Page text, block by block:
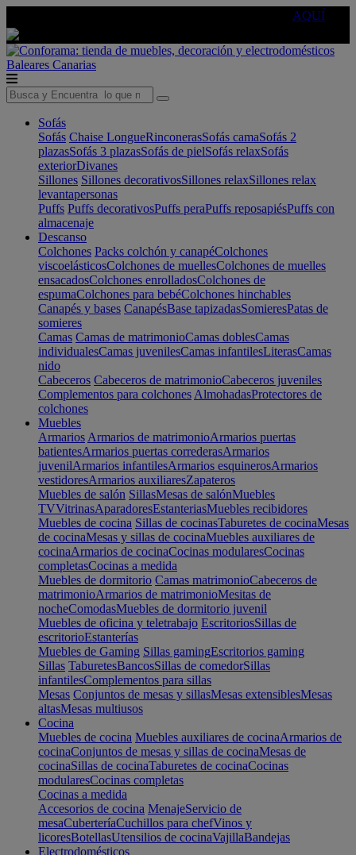
AQUÍ
Baleares Canarias
Sofás
Sofás Chaise LongueRinconerasSofás camaSofás 2
plazasSofás 3 plazasSofás de pielSofás relaxSofás
exteriorDivanes
Sillones Sillones decorativosSillones relaxSillones relax
levantapersonas
Puffs Puffs decorativosPuffs peraPuffs reposapiésPuffs con
almacenaje
Descanso
Colchones Packs colchón y canapéColchones
viscoelásticosColchones de muellesColchones de muelles
ensacadosColchones enrolladosColchones de
espumaColchones para bebéColchones hinchables
Canapés y bases CanapésBase tapizadasSomieresPatas de
somieres
Camas Camas de matrimonioCamas doblesCamas
individualesCamas juvenilesCamas infantilesLiterasCamas
nido
Cabeceros Cabeceros de matrimonioCabeceros juveniles
Complementos para colchones AlmohadasProtectores de
colchones
Muebles
Armarios Armarios de matrimonioArmarios puertas
batientesArmarios puertas correderasArmarios
juvenilArmarios infantilesArmarios esquinerosArmarios
vestidoresArmarios auxiliaresZapateros
Muebles de salón SillasMesas de salónMuebles
TVVitrinasAparadoresEstanteriasMuebles recibidores
Muebles de cocina Sillas de cocinasTaburetes de cocinaMesas
de cocinaMesas y sillas de cocinaMuebles auxiliares de
cocinaArmarios de cocinaCocinas modularesCocinas
completasCocinas a medida
Muebles de dormitorio Camas matrimonioCabeceros de
matrimonioArmarios de matrimonioMesitas de
nocheComodasMuebles de dormitorio juvenil
Muebles de oficina y teletrabajo EscritoriosSillas de
escritorioEstanterías
Muebles de Gaming Sillas gamingEscritorios gaming
Sillas TaburetesBancosSillas de comedorSillas
infantilesComplementos para sillas
Mesas Conjuntos de mesas y sillasMesas extensiblesMesas
altasMesas multiusos
Cocina
Muebles de cocina Muebles auxiliares de cocinaArmarios de
cocinaConjuntos de mesas y sillas de cocinaMesas de
cocinaSillas de cocinaTaburetes de cocinaCocinas
modularesCocinas completas
Cocinas a medida
Accesorios de cocina MenajeServicio de
mesaCuberteríaCuchillos para chefVinos y
licoresBotellasUtensilios de cocinaVajillaBandejas
Electrodomésticos